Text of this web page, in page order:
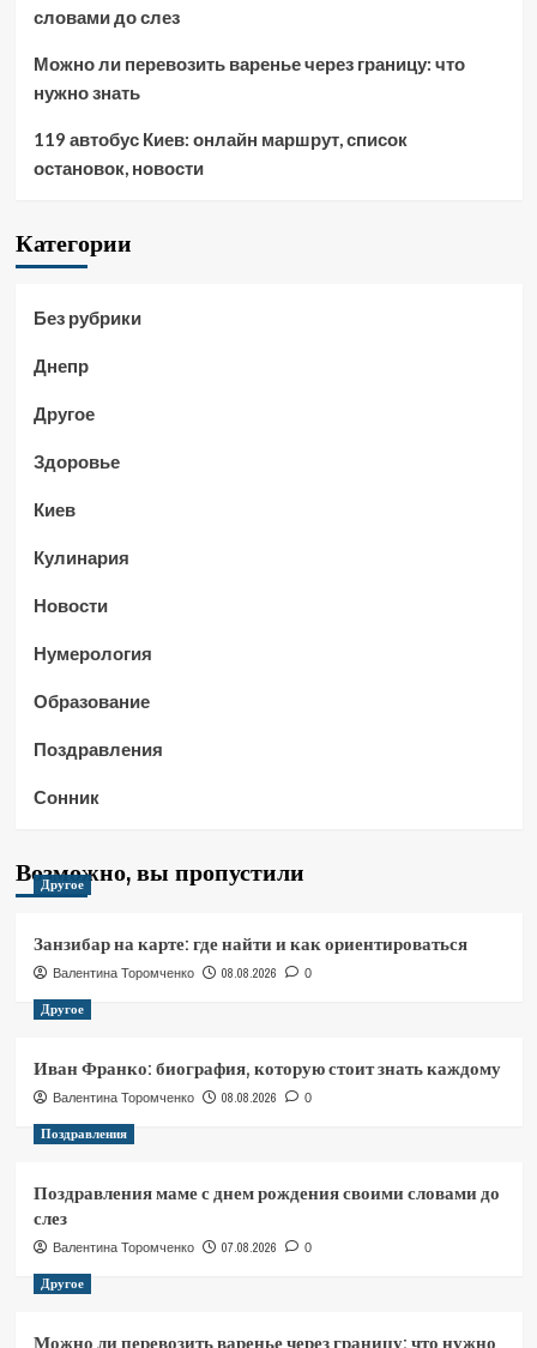
словами до слез
Можно ли перевозить варенье через границу: что
нужно знать
119 автобус Киев: онлайн маршрут, список
остановок, новости
Категории
Без рубрики
Днепр
Другое
Здоровье
Киев
Кулинария
Новости
Нумерология
Образование
Поздравления
Сонник
Возможно, вы пропустили
Другое
Занзибар на карте: где найти и как ориентироваться
Валентина Торомченко 08.08.2026 0
Другое
Иван Франко: биография, которую стоит знать каждому
Валентина Торомченко 08.08.2026 0
Поздравления
Поздравления маме с днем рождения своими словами до
слез
Валентина Торомченко 07.08.2026 0
Другое
Можно ли перевозить варенье через границу: что нужно